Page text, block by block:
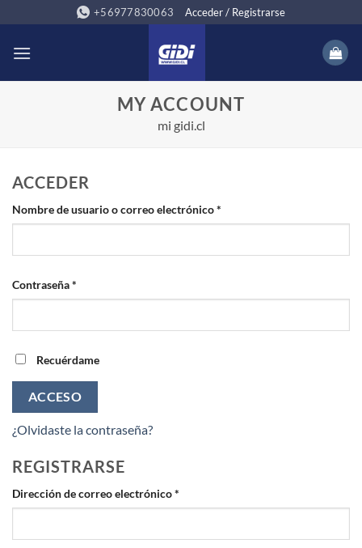
al
contenido
+56977830063 Acceder / Registrarse
MY ACCOUNT
mi gidi.cl
ACCEDER
Nombre de usuario o correo electrónico*
Contraseña*
Recuérdame
ACCESO
¿Olvidaste la contraseña?
REGISTRARSE
Dirección de correo electrónico*